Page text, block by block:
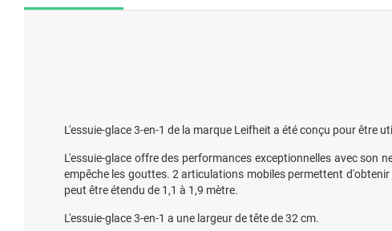
L'essuie-glace 3-en-1 de la marque Leifheit a été conçu pour être
L'essuie-glace offre des performances exceptionnelles avec
empêche les gouttes. 2 articulations mobiles permettent
peut être étendu de 1,1 à 1,9 mètre.
L'essuie-glace 3-en-1 a une largeur de tête de 32 cm.